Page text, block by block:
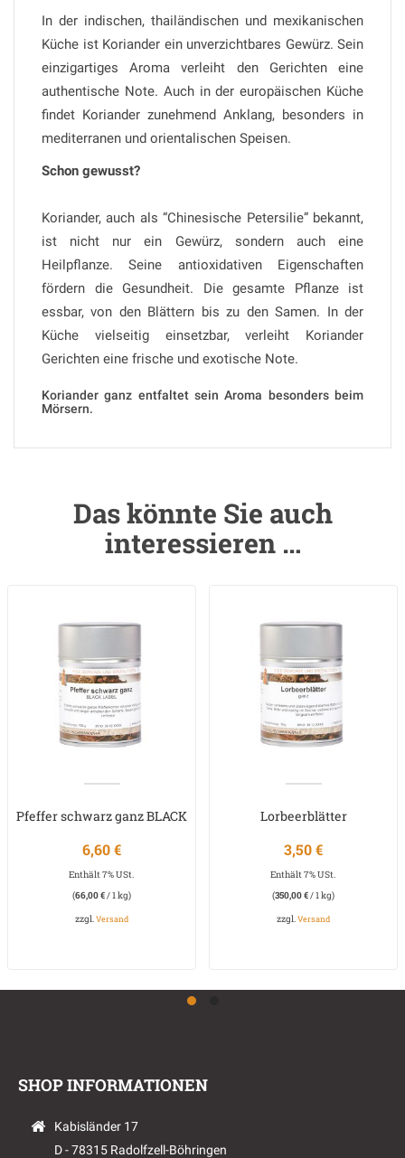
In der indischen, thailändischen und mexikanischen
Küche ist Koriander ein unverzichtbares Gewürz. Sein
einzigartiges Aroma verleiht den Gerichten eine
authentische Note. Auch in der europäischen Küche
findet Koriander zunehmend Anklang, besonders in
mediterranen und orientalischen Speisen.
Schon gewusst?
Koriander, auch als “Chinesische Petersilie” bekannt,
ist nicht nur ein Gewürz, sondern auch eine
Heilpflanze. Seine antioxidativen Eigenschaften
fördern die Gesundheit. Die gesamte Pflanze ist
essbar, von den Blättern bis zu den Samen. In der
Küche vielseitig einsetzbar, verleiht Koriander
Gerichten eine frische und exotische Note.
Koriander ganz entfaltet sein Aroma besonders beim
Mörsern.
Das könnte Sie auch
interessieren …
Pfeffer schwarz ganz BLACK
6,60€
Enthält 7% USt.
(66,00€/ 1 kg)
zzgl.Versand
Lorbeerblätter
3,50€
Enthält 7% USt.
(350,00€/ 1 kg)
zzgl.Versand
SHOP INFORMATIONEN
Kabisländer 17
D - 78315 Radolfzell-Böhringen